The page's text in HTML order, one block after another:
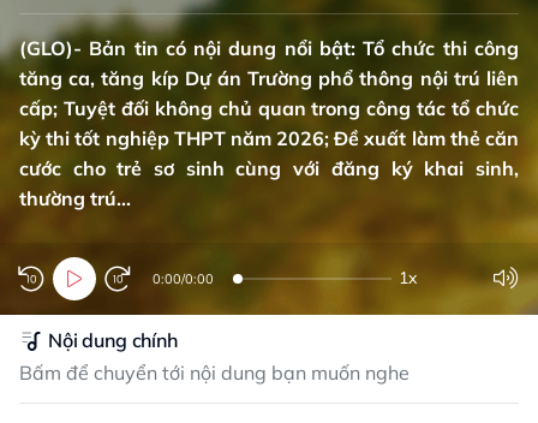
(GLO)- Bản tin có nội dung nổi bật: Tổ chức thi công
tăng ca, tăng kíp Dự án Trường phổ thông nội trú liên
cấp; Tuyệt đối không chủ quan trong công tác tổ chức
kỳ thi tốt nghiệp THPT năm 2026; Đề xuất làm thẻ căn
cước cho trẻ sơ sinh cùng với đăng ký khai sinh,
thường trú...
0:00/0:00 1x
Nội dung chính
Bấm để chuyển tới nội dung bạn muốn nghe